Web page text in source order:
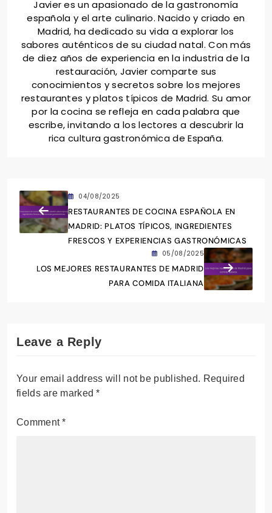
Javier Delgado
Javier es un apasionado de la gastronomía
española y el arte culinario. Nacido y criado en
Madrid, ha dedicado su vida a explorar los
conocimientos y secretos sobre los mejores
restaurantes y platos típicos de Madrid. Su amor
por la cocina se refleja en cada palabra que
escribe, invitando a los lectores a descubrir la
rica cultura gastronómica de España.
MADRID: PLATOS TÍPICOS, INGREDIENTES
LOS MEJORES RESTAURANTES DE MADRID